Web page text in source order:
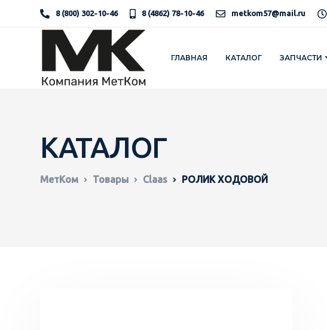
8 (800) 302-10-46 8 (4862) 78-10-46 metkom57@mail.ru
ГЛАВНАЯ КАТАЛОГ ЗАПЧАСТИ
КАТАЛОГ
МетКом Товары Claas РОЛИК ХОДОВОЙ